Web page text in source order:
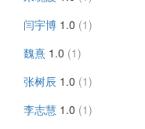
闫宇博 1.0 (1)
魏熹 1.0 (1)
张树辰 1.0 (1)
李志慧 1.0 (1)